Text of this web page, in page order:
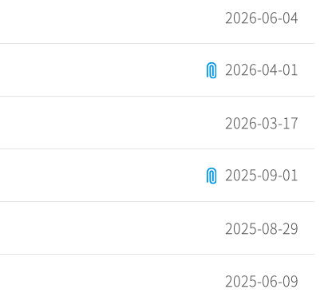
2026-06-04
2026-04-01
2026-03-17
2025-09-01
2025-08-29
2025-06-09